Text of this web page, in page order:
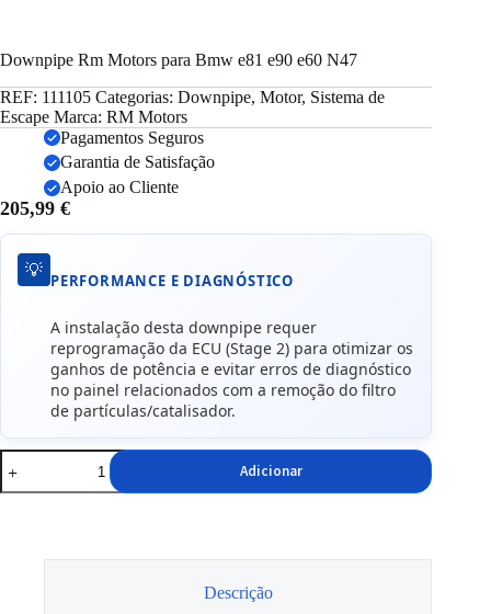
Downpipe Rm Motors para Bmw e81 e90 e60 N47
REF: 111105 Categorias: Downpipe, Motor, Sistema de
Escape Marca: RM Motors
Pagamentos Seguros
Garantia de Satisfação
Apoio ao Cliente
205,99 €
💡 PERFORMANCE E DIAGNÓSTICO
A instalação desta downpipe requer
reprogramação da ECU (Stage 2) para otimizar os
ganhos de potência e evitar erros de diagnóstico
no painel relacionados com a remoção do filtro
de partículas/catalisador.
Quantidade
de
Downpipe
Adicionar
Descrição